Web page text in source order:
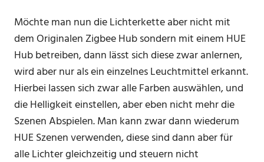
Möchte man nun die Lichterkette aber nicht mit
dem Originalen Zigbee Hub sondern mit einem HUE
Hub betreiben, dann lässt sich diese zwar anlernen,
wird aber nur als ein einzelnes Leuchtmittel erkannt.
Hierbei lassen sich zwar alle Farben auswählen, und
die Helligkeit einstellen, aber eben nicht mehr die
Szenen Abspielen. Man kann zwar dann wiederum
HUE Szenen verwenden, diese sind dann aber für
alle Lichter gleichzeitig und steuern nicht